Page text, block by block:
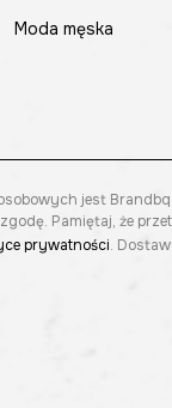
Moda męska
jest Brandbq
Pamiętaj, że
prywatności.